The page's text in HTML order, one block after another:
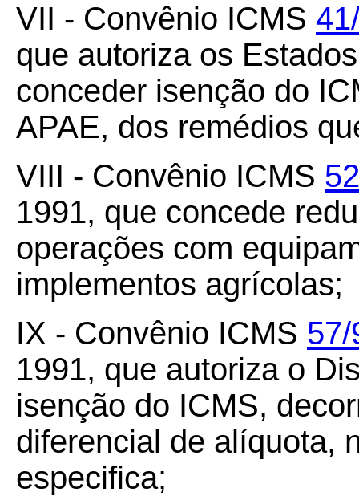
VII - Convênio ICMS
que autoriza os
conceder isenção do
APAE, dos remédios
VIII - Convênio ICMS
1991, que concede
operações com
implementos agrícolas;
IX - Convênio ICMS 57/
1991, que autoriza o
isenção do ICMS,
diferencial de alíquota,
especifica;